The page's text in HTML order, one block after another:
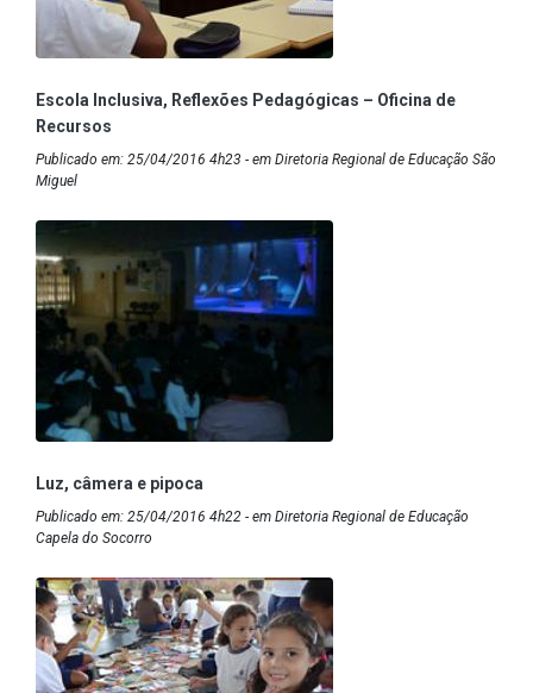
Escola Inclusiva, Reflexões Pedagógicas – Oficina de
Recursos
Publicado em: 25/04/2016 4h23 - em Diretoria Regional de Educação São
Miguel
Luz, câmera e pipoca
Publicado em: 25/04/2016 4h22 - em Diretoria Regional de Educação
Capela do Socorro